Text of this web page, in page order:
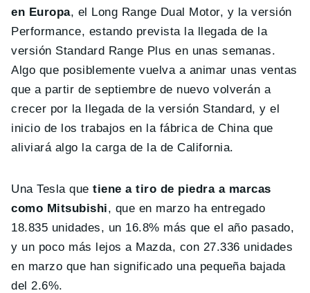
en Europa, el Long Range Dual Motor, y la versión
Performance, estando prevista la llegada de la
versión Standard Range Plus en unas semanas.
Algo que posiblemente vuelva a animar unas ventas
que a partir de septiembre de nuevo volverán a
crecer por la llegada de la versión Standard, y el
inicio de los trabajos en la fábrica de China que
aliviará algo la carga de la de California.
Una Tesla que tiene a tiro de piedra a marcas
como Mitsubishi, que en marzo ha entregado
18.835 unidades, un 16.8% más que el año pasado,
y un poco más lejos a Mazda, con 27.336 unidades
en marzo que han significado una pequeña bajada
del 2.6%.